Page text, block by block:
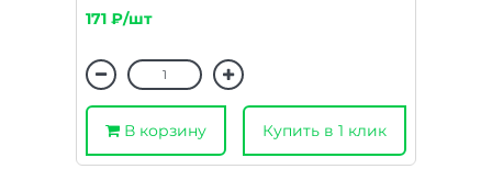
171 ₽/шт
В корзину Купить в 1 клик